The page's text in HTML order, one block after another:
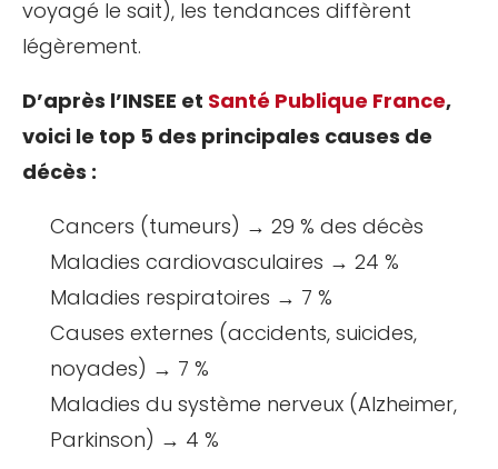
voyagé le sait), les tendances diffèrent
légèrement.
D’après l’INSEE et Santé Publique France,
voici le top 5 des principales causes de
décès :
Cancers (tumeurs) → 29 % des décès
Maladies cardiovasculaires → 24 %
Maladies respiratoires → 7 %
Causes externes (accidents, suicides,
noyades) → 7 %
Maladies du système nerveux (Alzheimer,
Parkinson) → 4 %